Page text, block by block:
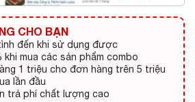
CHO BẠN
đến khi sử dụng được
mua các sản phẩm combo
1 triệu cho đơn hàng trên 5 triệu
lần đầu
trả phí chất lượng cao